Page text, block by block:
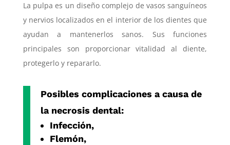
La pulpa es un diseño complejo de vasos sanguíneos
y nervios localizados en el interior de los dientes que
ayudan a mantenerlos sanos. Sus funciones
principales son proporcionar vitalidad al diente,
protegerlo y repararlo.
Posibles complicaciones a causa de
la necrosis dental:
Infección,
Flemón,